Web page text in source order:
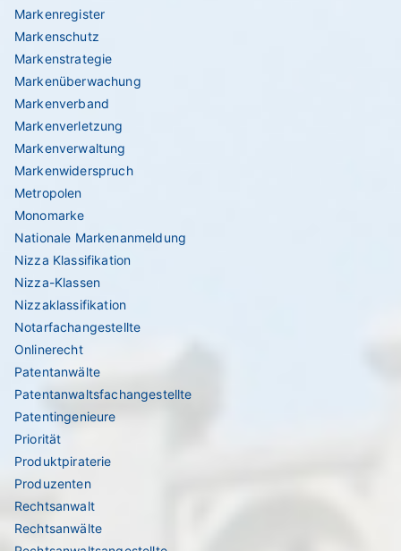
Markenregister
Markenschutz
Markenstrategie
Markenüberwachung
Markenverband
Markenverletzung
Markenverwaltung
Markenwiderspruch
Metropolen
Monomarke
Nationale Markenanmeldung
Nizza Klassifikation
Nizza-Klassen
Nizzaklassifikation
Notarfachangestellte
Onlinerecht
Patentanwälte
Patentanwaltsfachangestellte
Patentingenieure
Priorität
Produktpiraterie
Produzenten
Rechtsanwalt
Rechtsanwälte